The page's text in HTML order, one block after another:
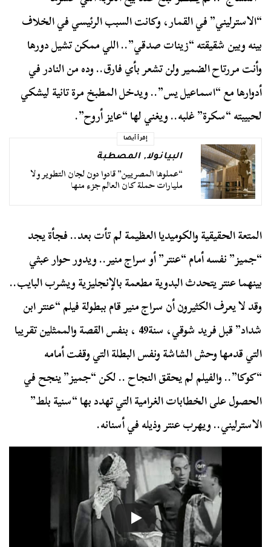
“الاسترليني” في القمار، وكانت السبب الرئيسي في الخلاف
بينه وبين شقيقته “زينات صدقي”.. اللي ممكن تشيل دورها
وأنت مررتاح الضمير ولن تشعر بأي فارق.. وده من النادر في
أدوارها مع “اسماعيل يس”.. ويدخل المطبخ مرة تانية ليشكي
لحبيبته “سكرة” غلبه.. ويغني لها “عايز أروح”.
إقرأ أيضا
البيانولا,المصطبة
“عملوها المصريين” قادوا دون لجان التطوير ولا
مليارات حملة كان العالم جزء منها
المتعة الحقيقية والكوميديا العظيمة لم تأت بعد.. فجأة يجد
“جميز” نفسه أمام “عنتر” أو سراج منير.. ويدور حوار عبثي
بينهما عنتر يتحدث البدوية مطعمة بالإنجليزية ويشرب البايب..
وقد لا يعرف الكثيرون أن سراج منير قام ببطولة فيلم “عنتر ابن
شداد” قبل فريد شوقي، سنة49 ، بنفس القصة والممثلين تقريبا
التي قدمها وحش الشاشة ونفس البطلة التي وقفت أمامه
“كوكا”.. والفيلم لم يحقق النجاح .. لكن “جميز” ينجح في
الحصول على الخطابات الغرامية التي تهدد بها “سنية بلط”
الاسترليني.. ويهرب عنتر وذيله في أسنانه.